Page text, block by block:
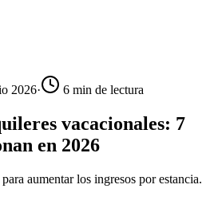
2026· 6 min de lectura
vacacionales: 7
en 2026
aumentar los ingresos por estancia.